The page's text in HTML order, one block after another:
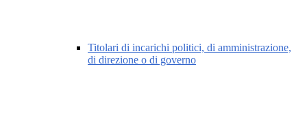
Titolari di incarichi politici, di amministrazione,
di direzione o di governo